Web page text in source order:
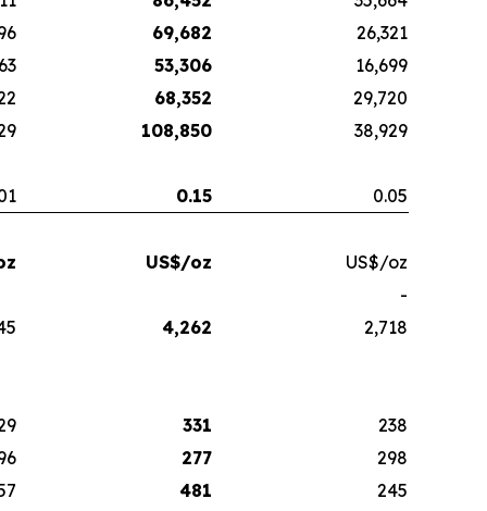
69,682
26,321
53,306
16,699
68,352
29,720
108,850 38,929
0.15 0.05
US$/oz
US$/oz
-
4,262 2,718
331
238
277
298
481
245